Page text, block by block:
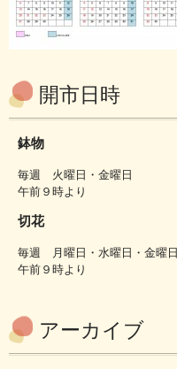
開市日時
鉢物
毎週 火曜日・金曜日
午前９時より
切花
毎週 月曜日・水曜日・金曜日
午前９時より
アーカイブ